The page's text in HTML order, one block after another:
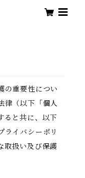
の重要性につい
律（以下「個人
ると共に、以下
ライバシーポリ
取扱い及び保護